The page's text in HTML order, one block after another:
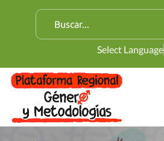
B
u
c
a
r
:
Select Language